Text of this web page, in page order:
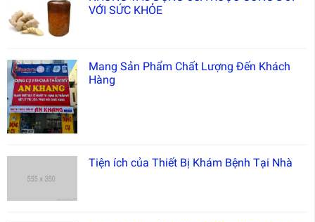
VỚI SỨC KHỎE
Mang Sản Phẩm Chất Lượng Đến Khách
Hàng
Tiện ích của Thiết Bị Khám Bệnh Tại Nhà